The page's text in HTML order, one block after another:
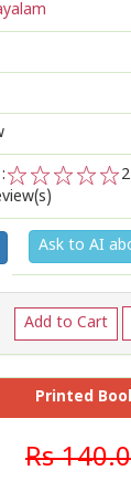
2
1
2
Ask to AI
Add to Cart
Printed
Rs